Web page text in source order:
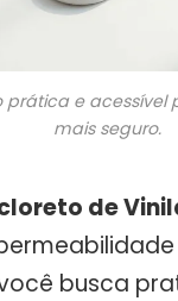
prática e acessível
mais seguro.
de
busca